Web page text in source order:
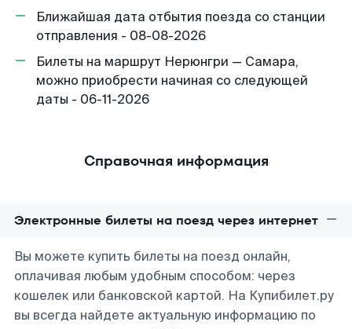
Ближайшая дата отбытия поезда со станции
отправления - 08-08-2026
Билеты на маршрут Нерюнгри — Самара,
можно приобрести начиная со следующей
даты - 06-11-2026
Справочная информация
Электронные билеты на поезд через интернет
Вы можете купить билеты на поезд онлайн,
оплачивая любым удобным способом: через
кошелек или банковской картой. На Купибилет.ру
вы всегда найдете актуальную информацию по